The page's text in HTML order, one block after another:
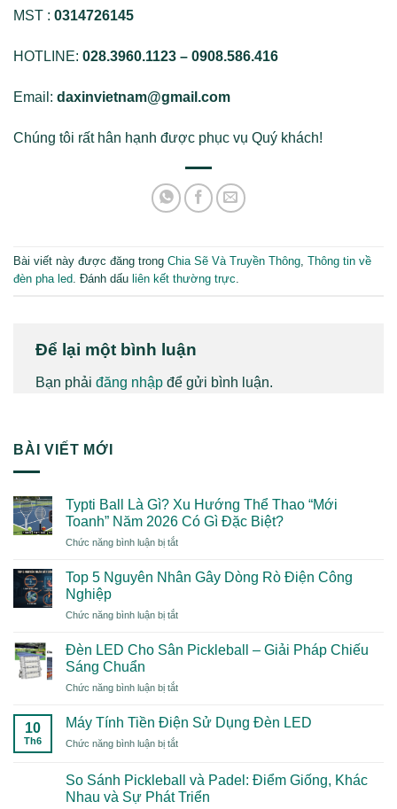
MST : 0314726145
HOTLINE: 028.3960.1123 – 0908.586.416
Email: daxinvietnam@gmail.com
Chúng tôi rất hân hạnh được phục vụ Quý khách!
Bài viết này được đăng trong Chia Sẽ Và Truyền Thông, Thông tin về
đèn pha led. Đánh dấu liên kết thường trực.
Để lại một bình luận
Bạn phải đăng nhập để gửi bình luận.
BÀI VIẾT MỚI
Typti Ball Là Gì? Xu Hướng Thể Thao “Mới
Toanh” Năm 2026 Có Gì Đặc Biệt?
Chức năng bình luận bị tắtở
Ball
Xu
Thể
Toanh”
2026
Biệt?
Top 5 Nguyên Nhân Gây Dòng Rò Điện Công
Nghiệp
Chức năng bình luận bị tắtở
Gây
Rò
Công
Đèn LED Cho Sân Pickleball – Giải Pháp Chiếu
Sáng Chuẩn
Chức năng bình luận bị tắtở
LED
Cho
Sân
–
Giải
10
Th6
Máy Tính Tiền Điện Sử Dụng Đèn LED
Chức năng bình luận bị tắtở
Tính
Tiền
Điện
So Sánh Pickleball và Padel: Điểm Giống, Khác
Nhau và Sự Phát Triển